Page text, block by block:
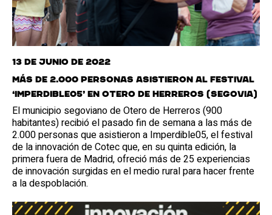
13 de junio de 2022
Más de 2.000 personas asistieron al festival
‘Imperdible05’ en Otero de Herreros (Segovia)
El municipio segoviano de Otero de Herreros (900
habitantes) recibió el pasado fin de semana a las más de
2.000 personas que asistieron a Imperdible05, el festival
de la innovación de Cotec que, en su quinta edición, la
primera fuera de Madrid, ofreció más de 25 experiencias
de innovación surgidas en el medio rural para hacer frente
a la despoblación.